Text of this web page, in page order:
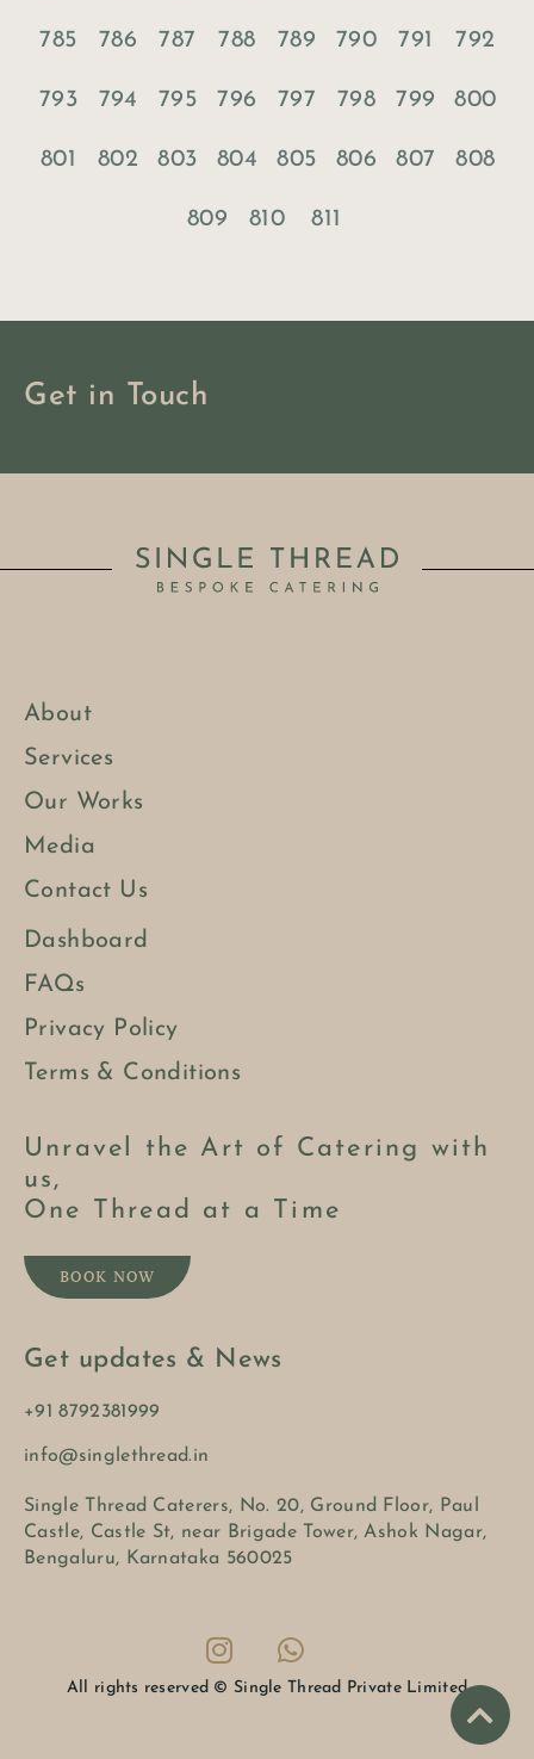
785 786 787 788 789 790 791 792
793 794 795 796 797 798 799 800
801 802 803 804 805 806 807 808
809 810 811
Get in Touch
About
Services
Our Works
Media
Contact Us
Dashboard
FAQs
Privacy Policy
Terms & Conditions
Unravel the Art of Catering with
us,
One Thread at a Time
BOOK NOW
Get updates & News
+91 8792381999
info@singlethread.in
Single Thread Caterers, No. 20, Ground Floor, Paul
Castle, Castle St, near Brigade Tower, Ashok Nagar,
Bengaluru, Karnataka 560025
All rights reserved © Single Thread Private Limited